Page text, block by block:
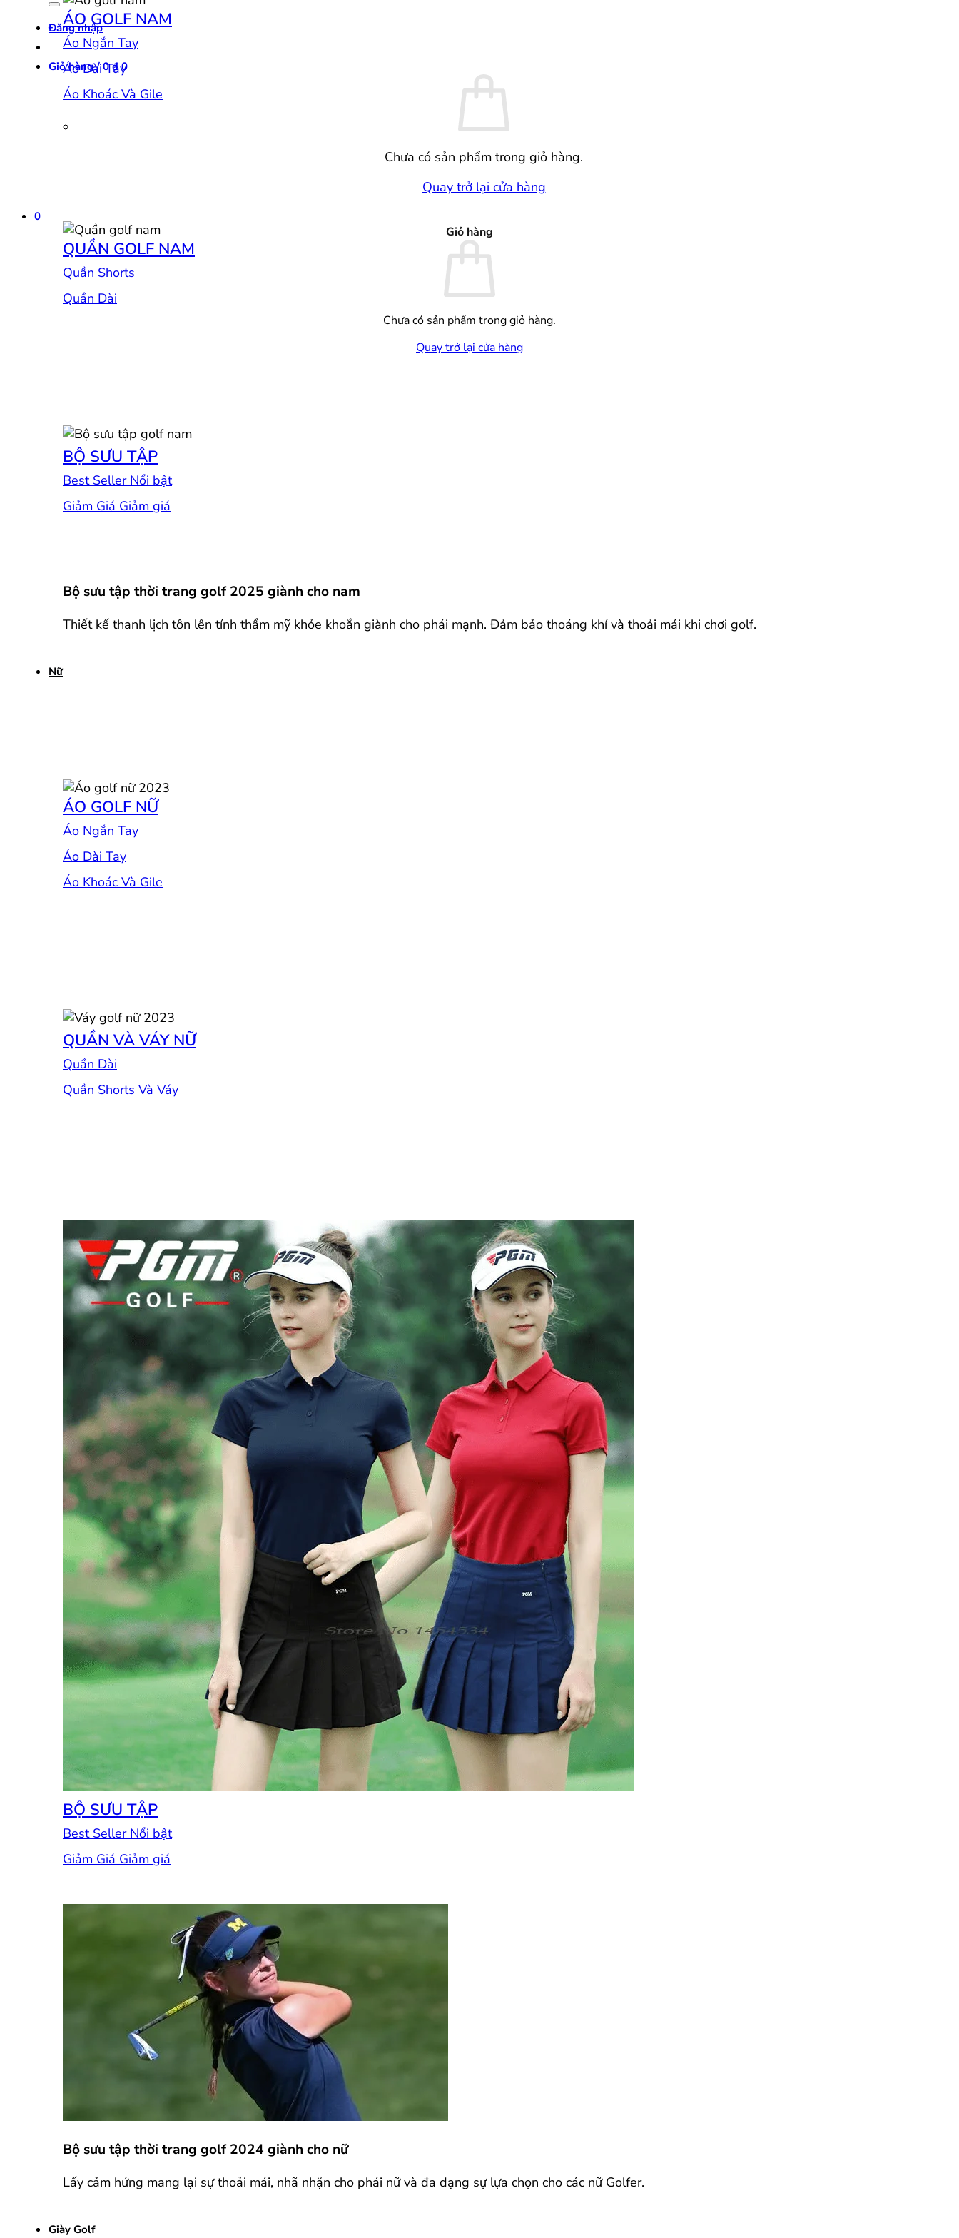
Đăng nhập
Giỏ hàng /0₫ 0
Chưa có sản phẩm trong giỏ hàng.
Quay trở lại cửa hàng
0
Giỏ hàng
Chưa có sản phẩm trong giỏ hàng.
Quay trở lại cửa hàng
ÁO GOLF NAM
Áo Ngắn Tay
Áo Dài Tay
Áo Khoác Và Gile
QUẦN GOLF NAM
Quần Shorts
Quần Dài
BỘ SƯU TẬP
Best Seller
Giảm Giá
Bộ sưu tập thời trang golf 2025 giành cho nam
Thiết kế thanh lịch tôn lên tính thẩm mỹ khỏe khoắn giành cho phái mạnh. Đảm bảo thoáng khí và thoải mái khi chơi golf.
Nữ
ÁO GOLF NỮ
Áo Ngắn Tay
Áo Dài Tay
Áo Khoác Và Gile
QUẦN VÀ VÁY NỮ
Quần Dài
Quần Shorts Và Váy
BỘ SƯU TẬP
Best Seller
Giảm Giá
Bộ sưu tập thời trang golf 2024 giành cho nữ
Lấy cảm hứng mang lại sự thoải mái, nhã nhặn cho phái nữ và đa dạng sự lựa chọn cho các nữ Golfer.
Giày Golf